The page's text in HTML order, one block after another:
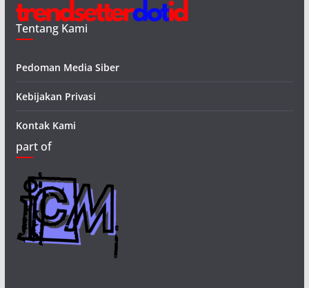
Tentang Kami
Pedoman Media Siber
Kebijakan Privasi
Kontak Kami
part of